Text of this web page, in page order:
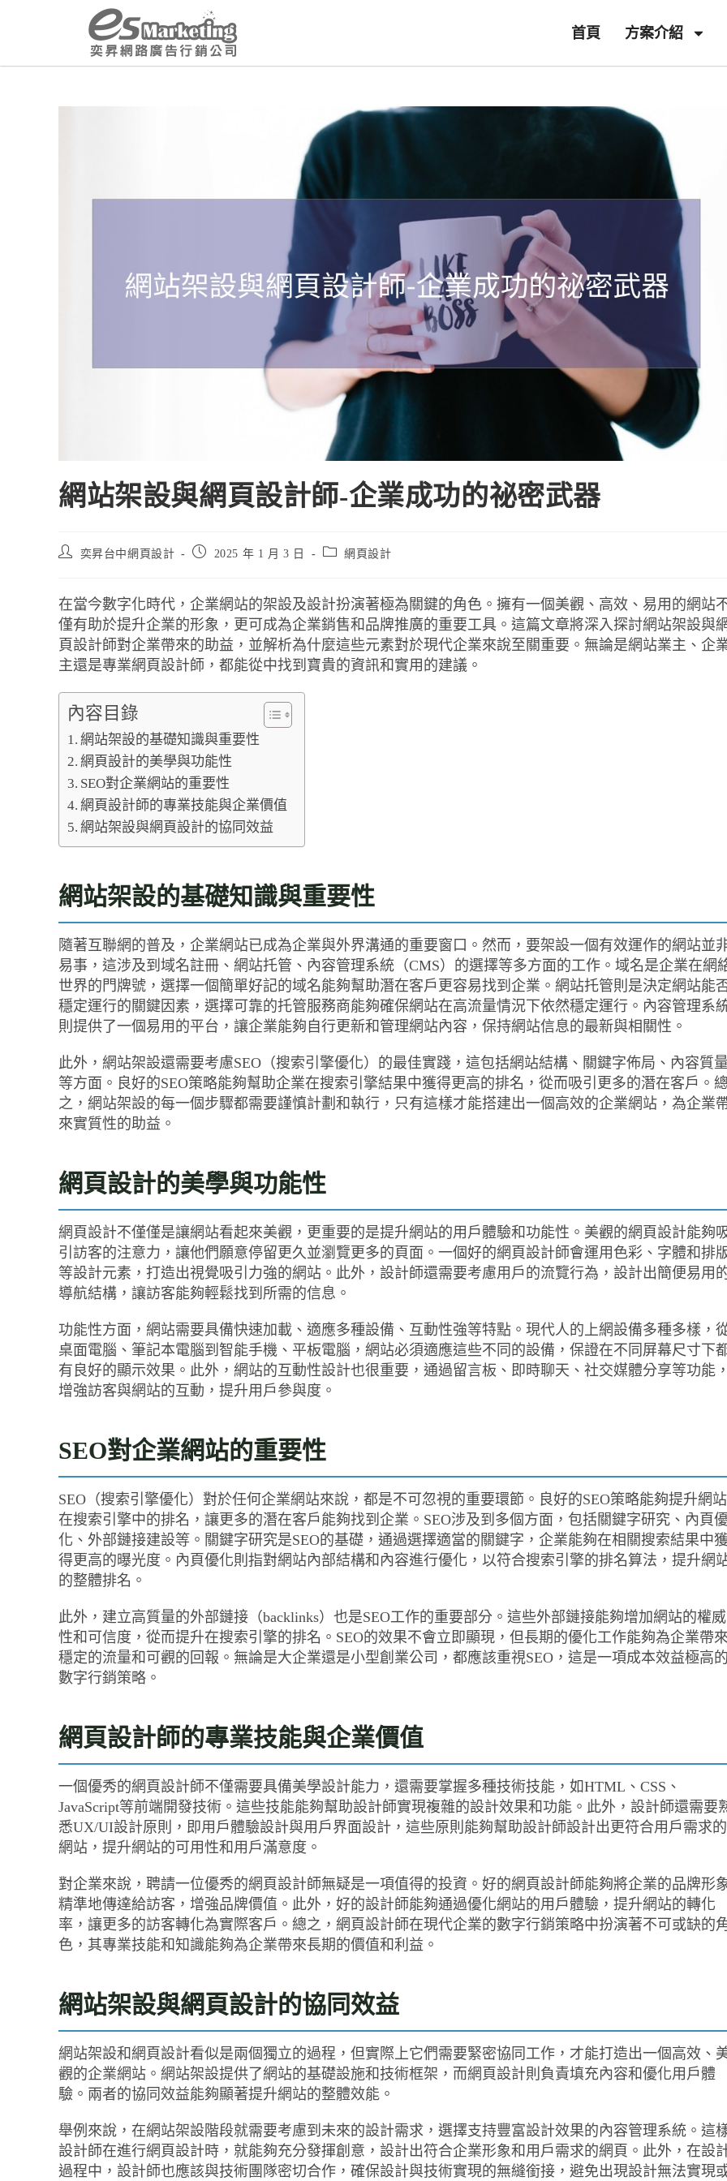
首頁 方案介紹
網站架設與網頁設計師-企業成功的祕密武器
奕昇台中網頁設計 2025 年 1 月 3 日 網頁設計
在當今數字化時代，企業網站的架設及設計扮演著極為關鍵的角色。擁有一個美觀、高效、易用的網站
僅有助於提升企業的形象，更可成為企業銷售和品牌推廣的重要工具。這篇文章將深入探討網站架設與
頁設計師對企業帶來的助益，並解析為什麼這些元素對於現代企業來說至關重要。無論是網站業主、企
主還是專業網頁設計師，都能從中找到寶貴的資訊和實用的建議。
內容目錄
網站架設的基礎知識與重要性
網頁設計的美學與功能性
SEO對企業網站的重要性
網頁設計師的專業技能與企業價值
網站架設與網頁設計的協同效益
網站架設的基礎知識與重要性
隨著互聯網的普及，企業網站已成為企業與外界溝通的重要窗口。然而，要架設一個有效運作的網站並
易事，這涉及到域名註冊、網站托管、內容管理系統（CMS）的選擇等多方面的工作。域名是企業在網
世界的門牌號，選擇一個簡單好記的域名能夠幫助潛在客戶更容易找到企業。網站托管則是決定網站能
穩定運行的關鍵因素，選擇可靠的托管服務商能夠確保網站在高流量情況下依然穩定運行。內容管理系
則提供了一個易用的平台，讓企業能夠自行更新和管理網站內容，保持網站信息的最新與相關性。
此外，網站架設還需要考慮SEO（搜索引擎優化）的最佳實踐，這包括網站結構、關鍵字佈局、內容質量
等方面。良好的SEO策略能夠幫助企業在搜索引擎結果中獲得更高的排名，從而吸引更多的潛在客戶。
之，網站架設的每一個步驟都需要謹慎計劃和執行，只有這樣才能搭建出一個高效的企業網站，為企業
來實質性的助益。
網頁設計的美學與功能性
網頁設計不僅僅是讓網站看起來美觀，更重要的是提升網站的用戶體驗和功能性。美觀的網頁設計能夠
引訪客的注意力，讓他們願意停留更久並瀏覽更多的頁面。一個好的網頁設計師會運用色彩、字體和排
等設計元素，打造出視覺吸引力強的網站。此外，設計師還需要考慮用戶的流覽行為，設計出簡便易用
導航結構，讓訪客能夠輕鬆找到所需的信息。
功能性方面，網站需要具備快速加載、適應多種設備、互動性強等特點。現代人的上網設備多種多樣，
桌面電腦、筆記本電腦到智能手機、平板電腦，網站必須適應這些不同的設備，保證在不同屏幕尺寸下
有良好的顯示效果。此外，網站的互動性設計也很重要，通過留言板、即時聊天、社交媒體分享等功能，
增強訪客與網站的互動，提升用戶參與度。
SEO對企業網站的重要性
SEO（搜索引擎優化）對於任何企業網站來說，都是不可忽視的重要環節。良好的SEO策略能夠提升網站
在搜索引擎中的排名，讓更多的潛在客戶能夠找到企業。SEO涉及到多個方面，包括關鍵字研究、內頁
化、外部鏈接建設等。關鍵字研究是SEO的基礎，通過選擇適當的關鍵字，企業能夠在相關搜索結果中獲
得更高的曝光度。內頁優化則指對網站內部結構和內容進行優化，以符合搜索引擎的排名算法，提升網
的整體排名。
此外，建立高質量的外部鏈接（backlinks）也是SEO工作的重要部分。這些外部鏈接能夠增加網站的權威
性和可信度，從而提升在搜索引擎的排名。SEO的效果不會立即顯現，但長期的優化工作能夠為企業帶來
穩定的流量和可觀的回報。無論是大企業還是小型創業公司，都應該重視SEO，這是一項成本效益極高的
數字行銷策略。
網頁設計師的專業技能與企業價值
一個優秀的網頁設計師不僅需要具備美學設計能力，還需要掌握多種技術技能，如HTML、CSS、
JavaScript等前端開發技術。這些技能能夠幫助設計師實現複雜的設計效果和功能。此外，設計師還需要
悉UX/UI設計原則，即用戶體驗設計與用戶界面設計，這些原則能夠幫助設計師設計出更符合用戶需求的
網站，提升網站的可用性和用戶滿意度。
對企業來說，聘請一位優秀的網頁設計師無疑是一項值得的投資。好的網頁設計師能夠將企業的品牌形
精準地傳達給訪客，增強品牌價值。此外，好的設計師能夠通過優化網站的用戶體驗，提升網站的轉化
率，讓更多的訪客轉化為實際客戶。總之，網頁設計師在現代企業的數字行銷策略中扮演著不可或缺的
色，其專業技能和知識能夠為企業帶來長期的價值和利益。
網站架設與網頁設計的協同效益
網站架設和網頁設計看似是兩個獨立的過程，但實際上它們需要緊密協同工作，才能打造出一個高效、
觀的企業網站。網站架設提供了網站的基礎設施和技術框架，而網頁設計則負責填充內容和優化用戶體
驗。兩者的協同效益能夠顯著提升網站的整體效能。
舉例來說，在網站架設階段就需要考慮到未來的設計需求，選擇支持豐富設計效果的內容管理系統。這
設計師在進行網頁設計時，就能夠充分發揮創意，設計出符合企業形象和用戶需求的網頁。此外，在設
過程中，設計師也應該與技術團隊密切合作，確保設計與技術實現的無縫銜接，避免出現設計無法實現